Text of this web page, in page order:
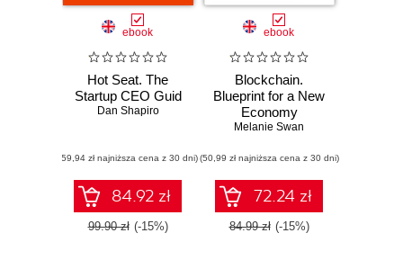
ebook
Hot Seat. The
Startup CEO Guid
Dan Shapiro
(59,94 zł najniższa cena z 30 dni)
84.92 zł
99.90 zł (-15%)
ebook
Blockchain.
Blueprint for a New
Economy
Melanie Swan
(50,99 zł najniższa cena z 30 dni)
72.24 zł
84.99 zł (-15%)